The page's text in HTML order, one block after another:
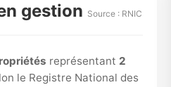
gestion Source : RNIC
représentant 2
le Registre National des